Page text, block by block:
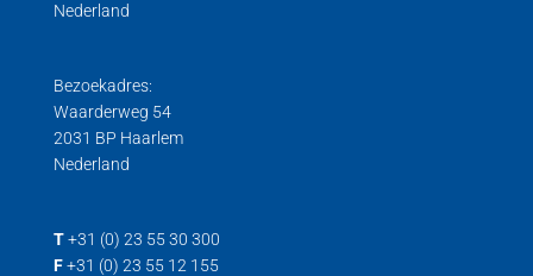
Nederland
Bezoekadres:
Waarderweg 54
2031 BP Haarlem
Nederland
T +31 (0) 23 55 30 300
F +31 (0) 23 55 12 155